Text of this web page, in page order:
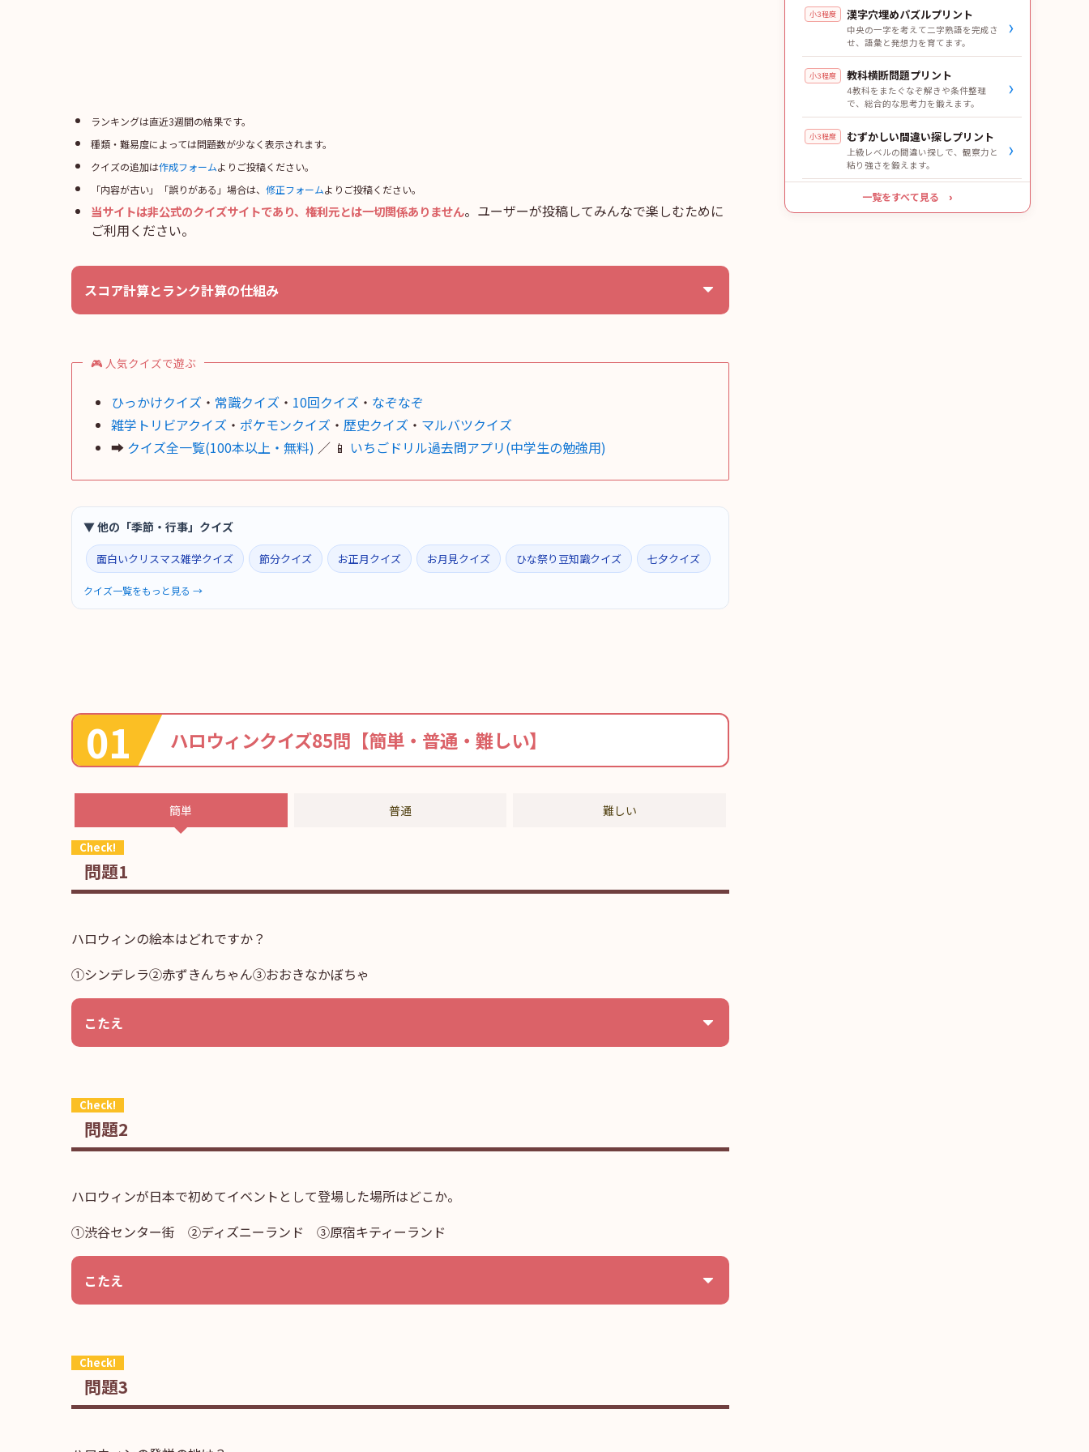
ランキングは直近3週間の結果です。
種類・難易度によっては問題数が少なく表示されます。
クイズの追加は作成フォームよりご投稿ください。
「内容が古い」「誤りがある」場合は、 修正フォームよりご投稿ください。
当サイトは非公式のクイズサイトであり、権利元とは一切関係ありません。ユーザーが投稿してみんなで楽しむために
ご利用ください。
スコア計算とランク計算の仕組み
🎮 人気クイズで遊ぶ
ひっかけクイズ ・ 常識クイズ ・ 10回クイズ ・ なぞなぞ
雑学トリビアクイズ ・ ポケモンクイズ ・ 歴史クイズ ・ マルバツクイズ
➡ クイズ全一覧(100本以上・無料) ／ 📱 いちごドリル過去問アプリ(中学生の勉強用)
▼ 他の「季節・行事」クイズ
面白いクリスマス雑学クイズ 節分クイズ お正月クイズ お月見クイズ ひな祭り豆知識クイズ 七夕クイズ
クイズ一覧をもっと見る →
ハロウィンクイズ85問【簡単・普通・難しい】
簡単 普通 難しい
問題1
ハロウィンの絵本はどれですか？
①シンデレラ②赤ずきんちゃん③おおきなかぼちゃ
こたえ
問題2
ハロウィンが日本で初めてイベントとして登場した場所はどこか。
①渋谷センター街 ②ディズニーランド ③原宿キティーランド
こたえ
問題3
小3程度 漢字穴埋めパズルプリント
中央の一字を考えて二字熟語を完成さ
せ、語彙と発想力を育てます。
›
小3程度 教科横断問題プリント
4教科をまたぐなぞ解きや条件整理
で、総合的な思考力を鍛えます。
›
小3程度 むずかしい間違い探しプリント
上級レベルの間違い探しで、観察力と
粘り強さを鍛えます。
›
一覧をすべて見る ›